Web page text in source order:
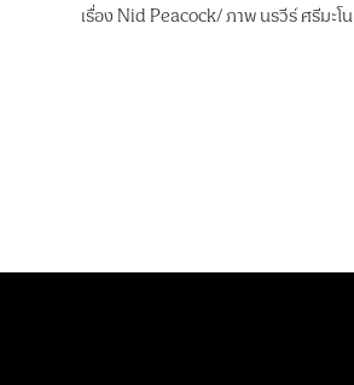
เรื่อง Nid Peacock/ภาพนรวีร์ ศรีมะโน